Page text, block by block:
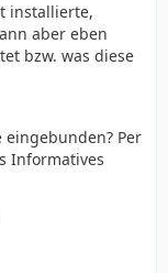
installierte,
aber eben
bzw. was diese
Per
Informatives